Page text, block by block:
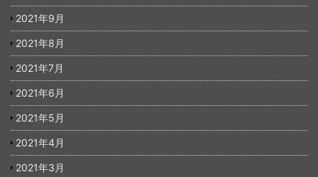
2021年9月
2021年8月
2021年7月
2021年6月
2021年5月
2021年4月
2021年3月